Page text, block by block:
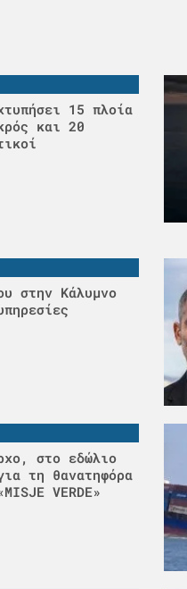
15 πλοία
και 20
στην Κάλυμνο
στο εδώλιο
τη θανατηφόρα
VERDE»